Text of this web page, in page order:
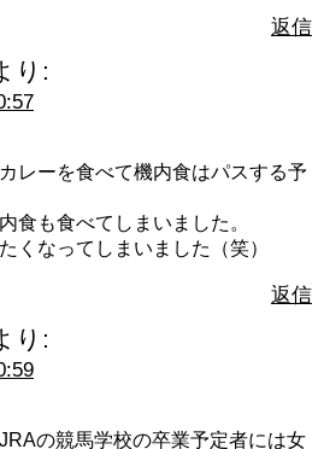
返信
り:
レーを食べて機内食はパスする予
食も食べてしまいました。
くなってしまいました（笑）
返信
り:
の競馬学校の卒業予定者には女